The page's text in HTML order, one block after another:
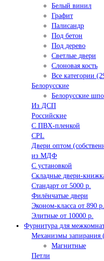
Белый винил
Графит
Палисандр
Под бетон
Под дерево
Светлые двери
Слоновая кость
Все категории
Белорусские
Белорусские
Из ДСП
Российские
C ПВХ-пленкой
CPL
Двери оптом
из МДФ
С установкой
Складные двери-
Стандарт от 5000 р.
Филёнчатые двери
Эконом-класса от 890 р.
Элитные от 10000 р.
Фурнитура для
Механизмы запирания
Магнитные
Петли